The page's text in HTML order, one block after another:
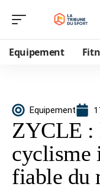
Equipement
Equipement
ZYCLE :
cyclisme
fiable du